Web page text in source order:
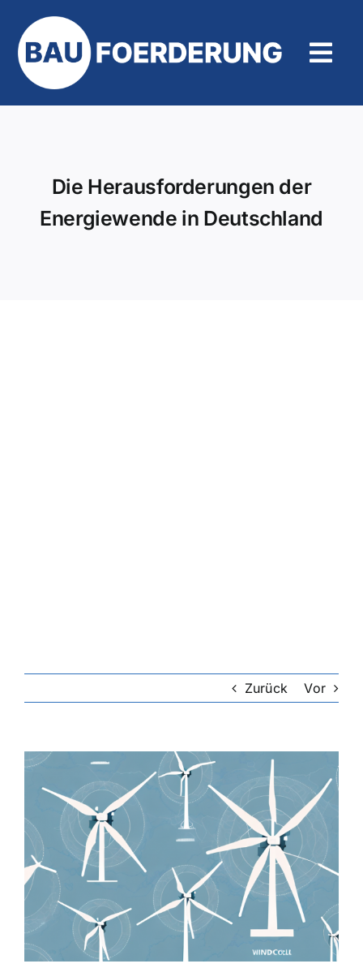
Inhalt
springen
Die Herausforderungen der
Energiewende in Deutschland
Zurück Vor
Zeige